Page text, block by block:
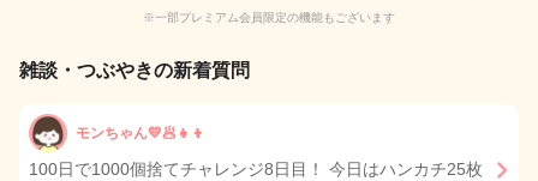
※一部プレミアム会員限定の機能もございます
雑談・つぶやきの新着質問
モンちゃん💛🥟👧👦
100日で1000個捨てチャレンジ8日目！ 今日はハンカチ25枚